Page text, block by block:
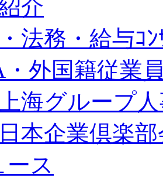
介
法務・給与ｺﾝ
外国籍従業
海グループ
本企業倶楽
ース